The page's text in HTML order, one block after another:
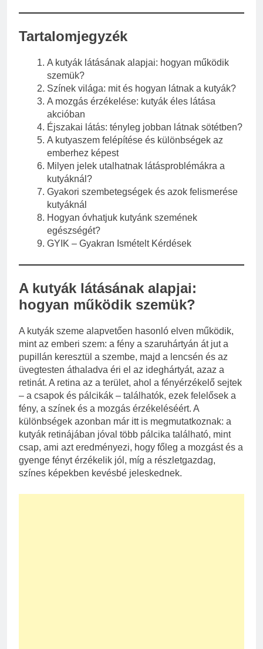
Tartalomjegyzék
A kutyák látásának alapjai: hogyan működik
szemük?
Színek világa: mit és hogyan látnak a kutyák?
A mozgás érzékelése: kutyák éles látása
akcióban
Éjszakai látás: tényleg jobban látnak sötétben?
A kutyaszem felépítése és különbségek az
emberhez képest
Milyen jelek utalhatnak látásproblémákra a
kutyáknál?
Gyakori szembetegségek és azok felismerése
kutyáknál
Hogyan óvhatjuk kutyánk szemének
egészségét?
GYIK – Gyakran Ismételt Kérdések
A kutyák látásának alapjai:
hogyan működik szemük?
A kutyák szeme alapvetően hasonló elven működik,
mint az emberi szem: a fény a szaruhártyán át jut a
pupillán keresztül a szembe, majd a lencsén és az
üvegtesten áthaladva éri el az ideghártyát, azaz a
retinát. A retina az a terület, ahol a fényérzékelő sejtek
– a csapok és pálcikák – találhatók, ezek felelősek a
fény, a színek és a mozgás érzékeléséért. A
különbségek azonban már itt is megmutatkoznak: a
kutyák retinájában jóval több pálcika található, mint
csap, ami azt eredményezi, hogy főleg a mozgást és a
gyenge fényt érzékelik jól, míg a részletgazdag,
színes képekben kevésbé jeleskednek.